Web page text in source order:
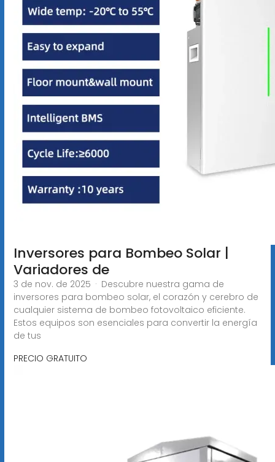
Inversores para Bombeo Solar |
Variadores de
3 de nov. de 2025 · Descubre nuestra gama de
inversores para bombeo solar, el corazón y cerebro de
cualquier sistema de bombeo fotovoltaico eficiente.
Estos equipos son esenciales para convertir la energía
de tus
PRECIO GRATUITO